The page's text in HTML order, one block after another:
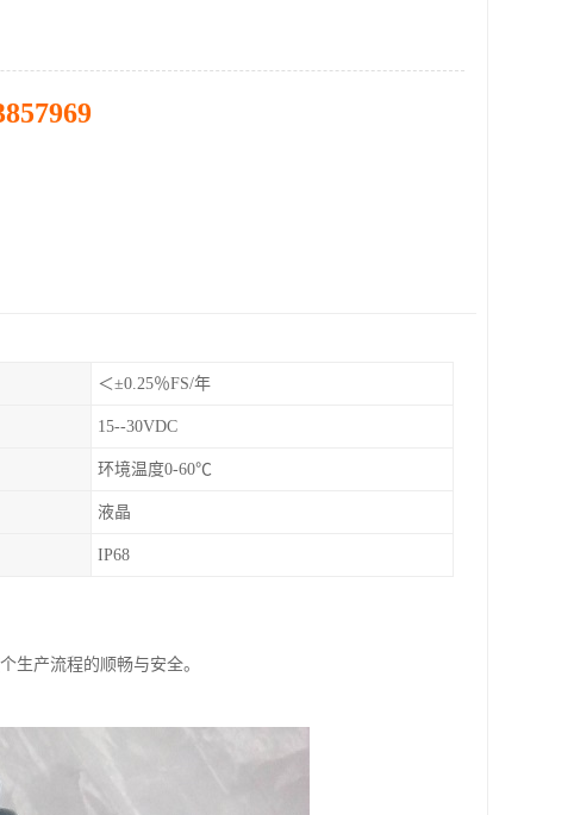
＜±0.25％FS/年
15--30VDC
环境温度0-60℃
液晶
IP68
生产流程的顺畅与安全。